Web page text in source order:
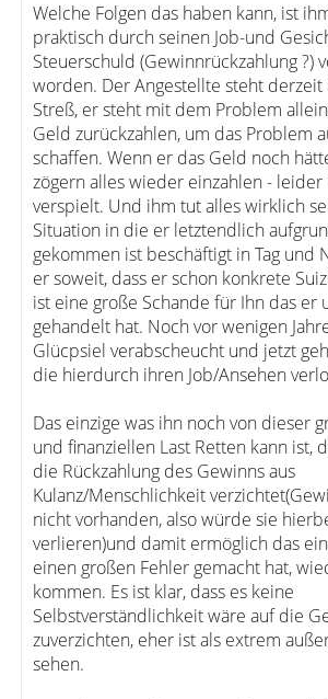
Welche Folgen das haben kann, ist
praktisch durch seinen Job-und
Steuerschuld (Gewinnrückzahlung ?)
worden. Der Angestellte steht
Streß, er steht mit dem Problem
Geld zurückzahlen, um das Problem
schaffen. Wenn er das Geld noch
zögern alles wieder einzahlen - leider
verspielt. Und ihm tut alles wirklich
Situation in die er letztendlich
gekommen ist beschäftigt in Tag und
er soweit, dass er schon konkrete
ist eine große Schande für Ihn das er
gehandelt hat. Noch vor wenigen
Glücpsiel verabscheucht und jetzt
die hierdurch ihren Job/Ansehen
Das einzige was ihn noch von dieser
und finanziellen Last Retten kann ist,
die Rückzahlung des Gewinns aus
Kulanz/Menschlichkeit
nicht vorhanden, also würde sie
verlieren)und damit ermöglich das
einen großen Fehler gemacht hat,
kommen. Es ist klar, dass es keine
Selbstverständlichkeit wäre auf die
zuverzichten, eher ist als extrem
sehen.